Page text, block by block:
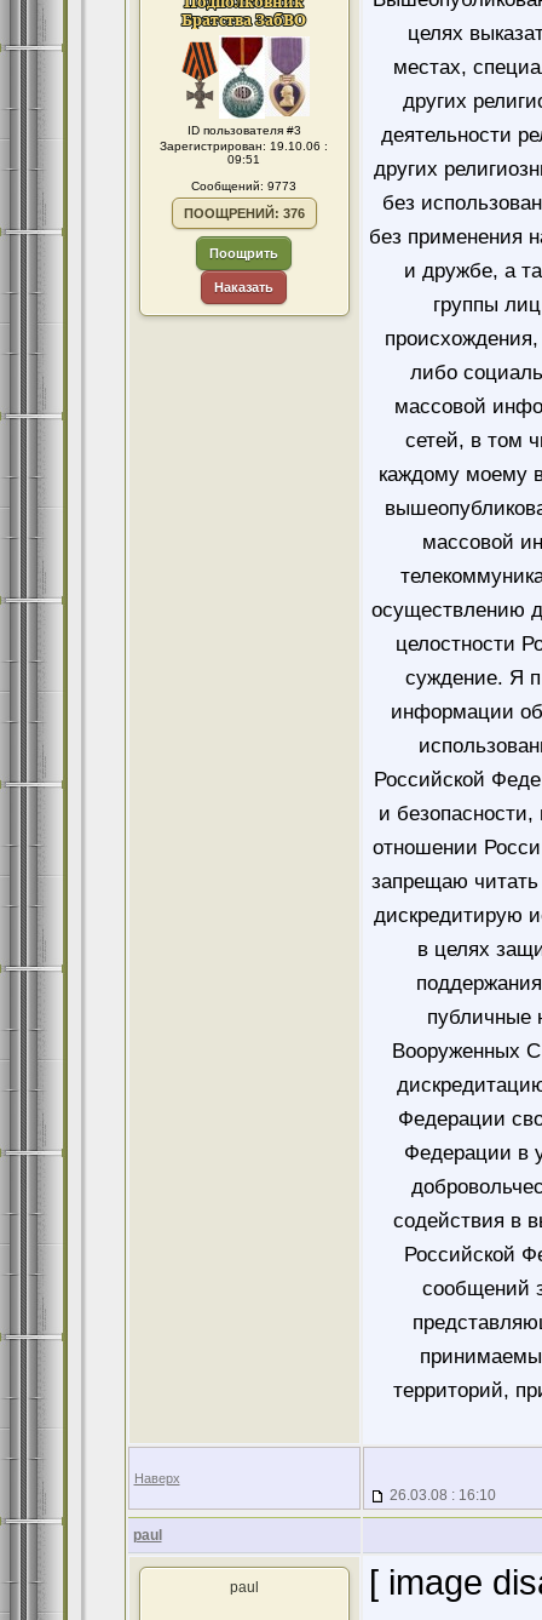
ID пользователя #3
Зарегистрирован: 19.10.06 :
09:51
Сообщений: 9773
ПООЩРЕНИЙ: 376
Поощрить
Наказать
целях
местах,
других
деятельности
других
без
без применения
и дружбе, а
группы
либо
массовой
сетей, в том
каждому моему
массовой
осуществлению
целостности
суждение. Я
информации
Российской
и безопасности,
отношении
запрещаю читать
дискредитирую
в целях
публичные
Вооруженных
Федерации
Федерации в
содействия в
Российской
сообщений
территорий,
Наверх
26.03.08 : 16:10
paul
paul [ image